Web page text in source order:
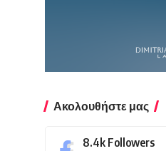
Ακολουθήστε μας
8.4k Followers